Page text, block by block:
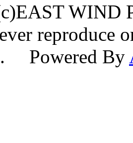
WIND
reproduce
Powered By